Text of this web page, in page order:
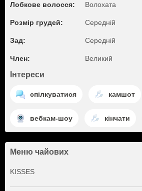
Лобкове волосся: Волохата
Розмір грудей: Середній
Зад: Середній
Член: Великий
Інтереси
спілкуватися камшот
вебкам-шоу кінчати
Меню чайових
KISSES